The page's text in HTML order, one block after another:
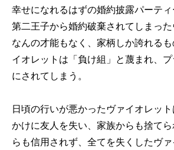
幸せになれるはずの婚約披露パーテ
第二王子から婚約破棄されてしまった
なんの才能もなく、家柄しか誇れる
イオレットは「負け組」と蔑まれ、
にされてしまう。
日頃の行いが悪かったヴァイオレッ
かけに友人を失い、家族からも捨て
らも信用されず、全てを失くしたヴ